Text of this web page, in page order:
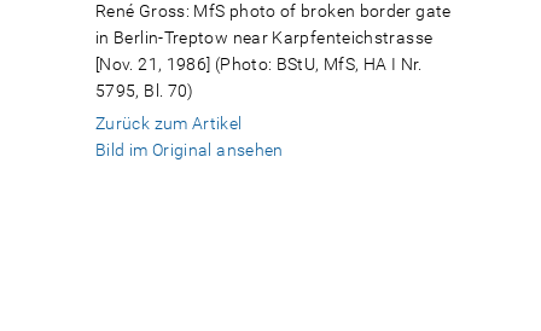
René Gross: MfS photo of broken border gate
in Berlin-Treptow near Karpfenteichstrasse
[Nov. 21, 1986] (Photo: BStU, MfS, HA I Nr.
5795, Bl. 70)
Zurück zum Artikel
Bild im Original ansehen